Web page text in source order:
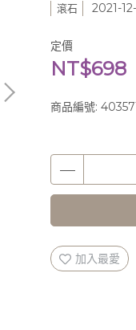
滾石 2021-
定價
NT$698
商品編號:
加入最愛